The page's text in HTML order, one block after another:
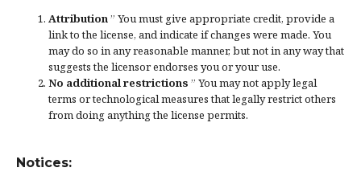
Attribution” You must give appropriate credit, provide a
link to the license, andindicate if changes were made. You
may do so in any reasonable manner, but not in any way that
suggests the licensor endorses you or your use.
No additional restrictions ” You may not apply legal
terms ortechnological measuresthat legally restrict others
from doing anything the license permits.
Notices: